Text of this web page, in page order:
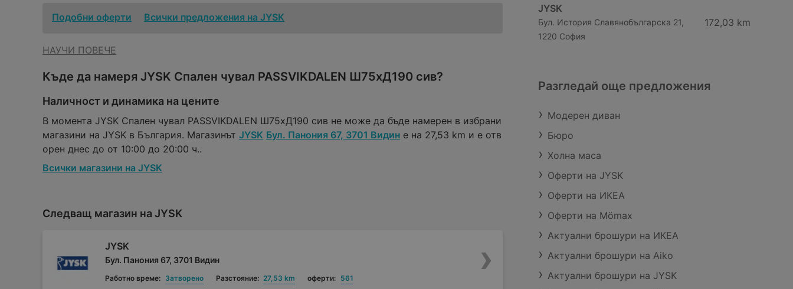
Подобни оферти Всички предложения на JYSK
НАУЧИ ПОВЕЧЕ
Къде да намеря JYSK Спален чувал PASSVIKDALEN Ш75xД190 сив?
Наличност и динамика на цените
В момента JYSK Спален чувал PASSVIKDALEN Ш75xД190 сив не може да бъде намерен в избрани
магазини на JYSK в България. Магазинът JYSK Бул. Панония 67, 3701 Видин е на 27,53 km и е отв
орен днес до от 10:00 до 20:00 ч..
Всички магазини на JYSK
Следващ магазин на JYSK
JYSK
Бул. Панония 67, 3701 Видин
Работно време: Затворено Разстояние: 27,53 km оферти: 561
JYSK
Бул. История Славянобългарска 21,
1220 София
172,03 km
Разгледай още предложения
Модерен диван
Бюро
Холна маса
Оферти на JYSK
Оферти на ИКЕА
Оферти на Mömax
Актуални брошури на ИКЕА
Актуални брошури на Aiko
Актуални брошури на JYSK